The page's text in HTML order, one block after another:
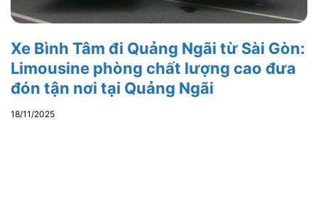
Xe Bình Tâm đi Quảng Ngãi từ Sài Gòn:
Limousine phòng chất lượng cao đưa
đón tận nơi tại Quảng Ngãi
18/11/2025